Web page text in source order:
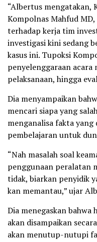
“Albertus mengatakan,
Kompolnas Mahfud
terhadap kerja tim
investigasi kini sedang
kasus ini. Tupoksi
penyelenggaraan acara
pelaksanaan, hingga
Dia menyampaikan
mencari siapa yang
menganalisa fakta yang
pembelajaran untuk
“Nah masalah soal
penggunaan peralatan
tidak, biarkan penyidik
kan memantau,” ujar
Dia menegaskan bahwa
akan disampaikan
akan menutup-nutupi